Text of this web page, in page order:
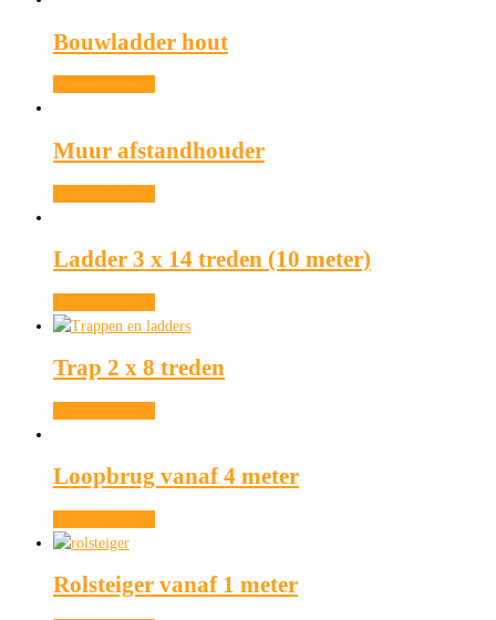
Bouwladder hout
Muur afstandhouder
Ladder 3 x 14 treden (10 meter)
Trap 2 x 8 treden
Loopbrug vanaf 4 meter
Rolsteiger vanaf 1 meter